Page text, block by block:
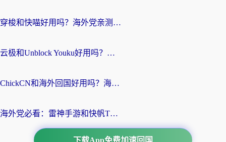
穿梭和快喵好用吗？海外党亲测：小众加速器对比+番茄加速器深度体验
云极和Unblock Youku好用吗？海外党亲测+2026回国加速器避坑指南
ChickCN和海外回国好用吗？海外党2026亲测：从手游到影音，选对加速器的3个关键
海外党必看：雷神手游和快帆TV版好用吗？3步选对回国加速器不踩坑
下载App免费加速回国